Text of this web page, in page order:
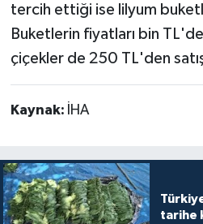
tercih ettiği ise lilyum
Buketlerin fiyatları bin
çiçekler de 250 TL'den
Kaynak: İHA
tarihe